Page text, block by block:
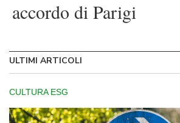
accordo di Parigi
ULTIMI ARTICOLI
CULTURA ESG